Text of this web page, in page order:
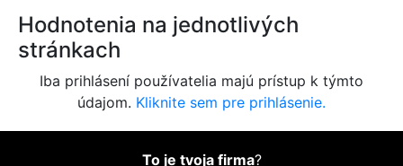
Hodnotenia na jednotlivých
stránkach
Iba prihlásení používatelia majú prístup k týmto
údajom. Kliknite sem pre prihlásenie.
To je tvoja firma?